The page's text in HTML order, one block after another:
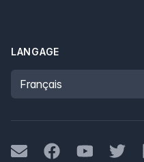
LANGAGE
Language
Mail FacebookYoutubeTwitter